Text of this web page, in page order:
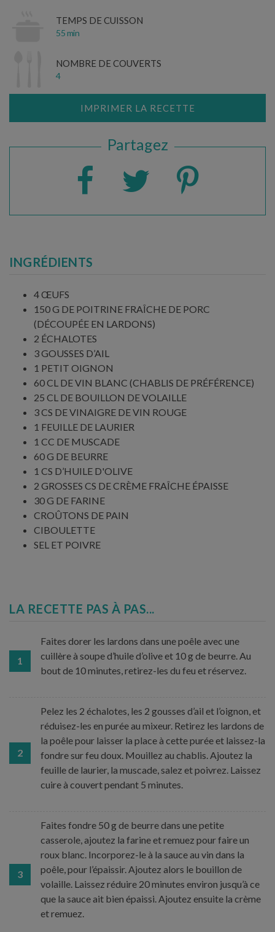
TEMPS DE CUISSON
55 min
NOMBRE DE COUVERTS
4
IMPRIMER LA RECETTE
Partagez
INGRÉDIENTS
4 ŒUFS
150 G DE POITRINE FRAÎCHE DE PORC
(DÉCOUPÉE EN LARDONS)
2 ÉCHALOTES
3 GOUSSES D’AIL
1 PETIT OIGNON
60 CL DE VIN BLANC (CHABLIS DE PRÉFÉRENCE)
25 CL DE BOUILLON DE VOLAILLE
3 CS DE VINAIGRE DE VIN ROUGE
1 FEUILLE DE LAURIER
1 CC DE MUSCADE
60 G DE BEURRE
1 CS D’HUILE D'OLIVE
2 GROSSES CS DE CRÈME FRAÎCHE ÉPAISSE
30 G DE FARINE
CROÛTONS DE PAIN
CIBOULETTE
SEL ET POIVRE
LA RECETTE PAS À PAS...
1
Faites dorer les lardons dans une poêle avec une
cuillère à soupe d’huile d’olive et 10 g de beurre. Au
bout de 10 minutes, retirez-les du feu et réservez.
2
Pelez les 2 échalotes, les 2 gousses d’ail et l’oignon, et
réduisez-les en purée au mixeur. Retirez les lardons de
la poêle pour laisser la place à cette purée et laissez-la
fondre sur feu doux. Mouillez au chablis. Ajoutez la
feuille de laurier, la muscade, salez et poivrez. Laissez
cuire à couvert pendant 5 minutes.
3
Faites fondre 50 g de beurre dans une petite
casserole, ajoutez la farine et remuez pour faire un
roux blanc. Incorporez-le à la sauce au vin dans la
poêle, pour l’épaissir. Ajoutez alors le bouillon de
volaille. Laissez réduire 20 minutes environ jusqu’à ce
que la sauce ait bien épaissi. Ajoutez ensuite la crème
et remuez.